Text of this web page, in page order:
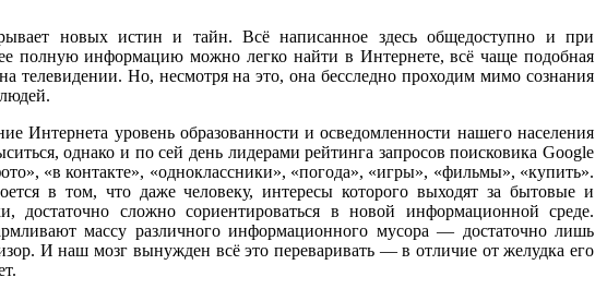
новых истин и тайн. Всё написанное здесь общедоступно и при
полную информацию можно легко найти в Интернете, всё чаще подобная
телевидении. Но, несмотря на это, она бесследно проходим мимо сознания
Интернета уровень образованности и осведомленности нашего населения
однако и по сей день лидерами рейтинга запросов поисковика Google
«в контакте», «одноклассники», «погода», «игры», «фильмы», «купить».
в том, что даже человеку, интересы которого выходят за бытовые и
достаточно сложно сориентироваться в новой информационной среде.
массу различного информационного мусора — достаточно лишь
И наш мозг вынужден всё это переваривать — в отличие от желудка его